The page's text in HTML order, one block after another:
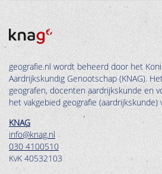
geografie.nl wordt beheerd door het
Aardrijkskundig Genootschap (KNAG).
geografen, docenten aardrijkskunde en
het vakgebied geografie (aardrijkskunde)
KNAG
info@knag.nl
030 4100510
KvK 40532103